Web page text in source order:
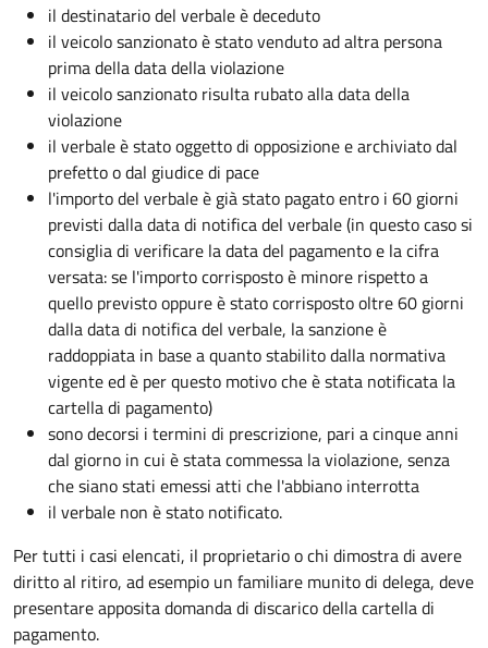
il destinatario del verbale è deceduto
il veicolo sanzionato è stato venduto ad altra persona
prima della data della violazione
il veicolo sanzionato risulta rubato alla data della
violazione
il verbale è stato oggetto di opposizione e archiviato dal
prefetto o dal giudice di pace
l'importo del verbale è già stato pagato entro i 60 giorni
previsti dalla data di notifica del verbale (in questo caso si
consiglia di verificare la data del pagamento e la cifra
versata: se l'importo corrisposto è minore rispetto a
quello previsto oppure è stato corrisposto oltre 60 giorni
dalla data di notifica del verbale, la sanzione è
raddoppiata in base a quanto stabilito dalla normativa
vigente ed è per questo motivo che è stata notificata la
cartella di pagamento)
sono decorsi i termini di prescrizione, pari a cinque anni
dal giorno in cui è stata commessa la violazione, senza
che siano stati emessi atti che l'abbiano interrotta
il verbale non è stato notificato.
Per tutti i casi elencati, il proprietario o chi dimostra di avere
diritto al ritiro, ad esempio un familiare munito di delega, deve
presentare apposita domanda di discarico della cartella di
pagamento.